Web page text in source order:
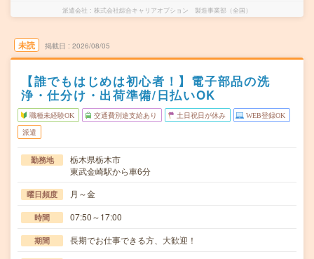
派遣会社 株式会社綜合キャリアオプション 製造事業部（全国）
未読 掲載日 2026/08/05
【誰でもはじめは初心者！】電子部品の洗
浄・仕分け・出荷準備/日払いOK
職種未経験OK 交通費別途支給あり 土日祝日が休み WEB登録OK
派遣
勤務地
栃木県栃木市
東武金崎駅から車6分
曜日頻度 月～金
時間 07:50～17:00
期間 長期でお仕事できる方、大歓迎！